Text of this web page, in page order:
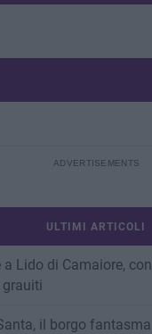
ULTIMI ARTICOLI
a Lido di Camaiore,
grauiti
il borgo